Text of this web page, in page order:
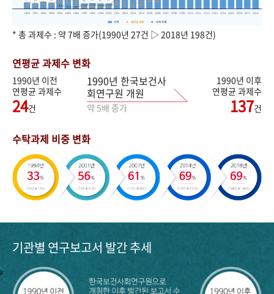
* 총 과제수 : 약 7배 증가(1990년 27건 ▷ 2018년 198건)
연평균 과제수 변화
1990년 이전
연평균 과제수
24건
1990년 한국보건사
회연구원 개원
약 5배 증가
1990년 이후
연평균 과제수
137건
수탁과제 비중 변화
기관별 연구보고서 발간 추세